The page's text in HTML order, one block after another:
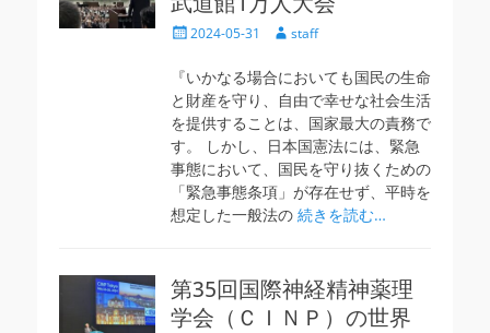
投
日
2024-05-31
投
者
staff
『いかなる場合においても国民の生命
と財産を守り、自由で幸せな社会生活
を提供することは、国家最大の責務で
す。 しかし、日本国憲法には、緊急
事態において、国民を守り抜くための
「緊急事態条項」が存在せず、平時を
想定した一般法の 続きを読む…
第35回国際神経精神薬理
学会（ＣＩＮＰ）の世界